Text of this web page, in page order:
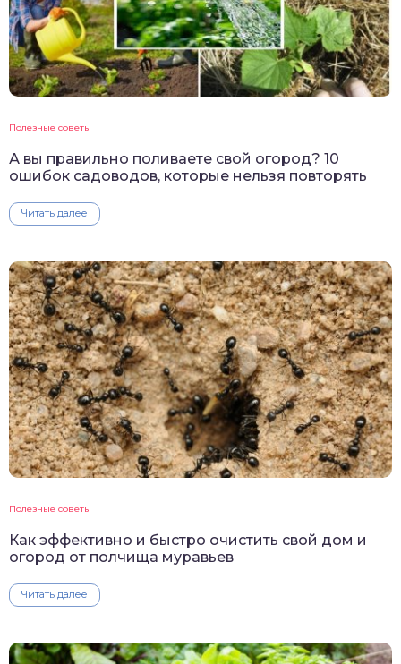
Полезные советы
А вы правильно поливаете свой огород? 10
ошибок садоводов, которые нельзя повторять
Читать далее
Полезные советы
Как эффективно и быстро очистить свой дом и
огород от полчища муравьев
Читать далее